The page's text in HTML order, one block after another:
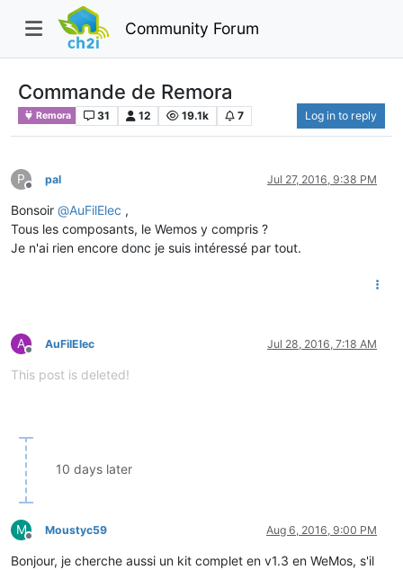
Community Forum
Commande de Remora
Remora 31 12 19.1k 7 Log in to reply
P
Offline
pal Jul 27, 2016, 9:38 PM
Bonsoir @AuFilElec ,
Tous les composants, le Wemos y compris ?
Je n'ai rien encore donc je suis intéressé par tout.
A
Offline
AuFilElec Jul 28, 2016, 7:18 AM
This post is deleted!
10 days later
M
Offline
Moustyc59 Aug 6, 2016, 9:00 PM
Bonjour, je cherche aussi un kit complet en v1.3 en WeMos, s'il